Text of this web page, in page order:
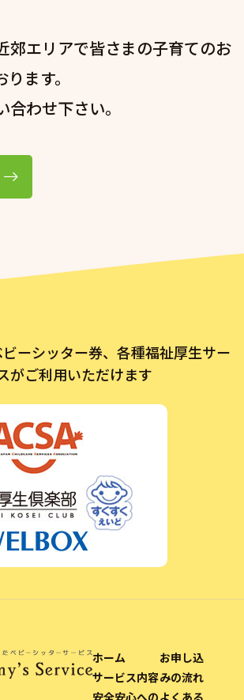
郊エリアで皆さまの子育てのお
ます。
わせ下さい。
ーシッター券、各種福祉厚生サー
がご利用いただけます
ホーム
サービス内容
安全安心への
お申し込
みの流れ
よくある